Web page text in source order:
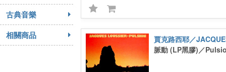
古典音樂
相關商品
賈克路西耶／
脈動 (LP黑膠)／